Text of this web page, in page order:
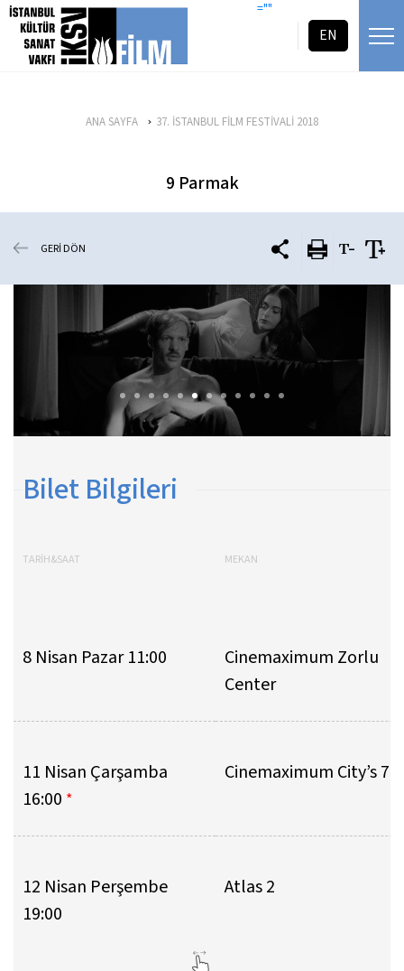
icerigi atla =""
EN
ANA SAYFA 37. İSTANBUL FİLM FESTİVALİ 2018
9 Parmak
GERİ DÖN
Bilet Bilgileri
TARİH&SAAT MEKAN
8 Nisan Pazar 11:00
Cinemaximum Zorlu
Center
11 Nisan Çarşamba
16:00 *
Cinemaximum City’s 7
12 Nisan Perşembe
19:00
Atlas 2